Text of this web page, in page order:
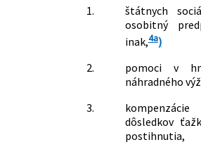
1.
štátnych
osobitný
inak,4a)
2.
pomoci v
náhradného
3.
dôsledkov
postihnutia,